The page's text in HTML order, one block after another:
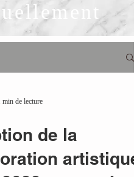
min de lecture
de la
artistique